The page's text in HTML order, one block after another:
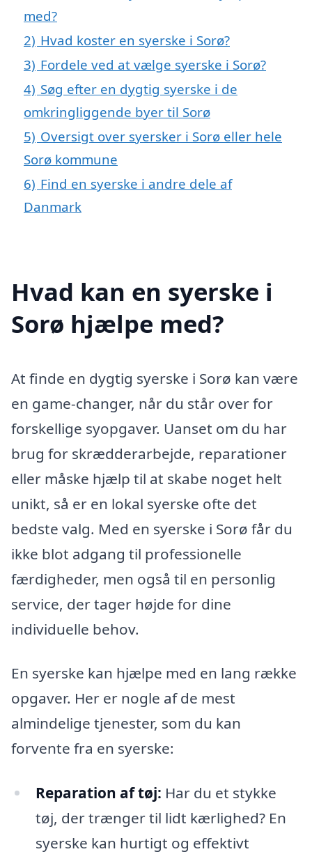
med?
2) Hvad koster en syerske i Sorø?
3) Fordele ved at vælge syerske i Sorø?
4) Søg efter en dygtig syerske i de
omkringliggende byer til Sorø
5) Oversigt over syersker i Sorø eller hele
Sorø kommune
6) Find en syerske i andre dele af
Danmark
Hvad kan en syerske i
Sorø hjælpe med?
At finde en dygtig syerske i Sorø kan være
en game-changer, når du står over for
forskellige syopgaver. Uanset om du har
brug for skrædderarbejde, reparationer
eller måske hjælp til at skabe noget helt
unikt, så er en lokal syerske ofte det
bedste valg. Med en syerske i Sorø får du
ikke blot adgang til professionelle
færdigheder, men også til en personlig
service, der tager højde for dine
individuelle behov.
En syerske kan hjælpe med en lang række
opgaver. Her er nogle af de mest
almindelige tjenester, som du kan
forvente fra en syerske:
Reparation af tøj: Har du et stykke
tøj, der trænger til lidt kærlighed? En
syerske kan hurtigt og effektivt